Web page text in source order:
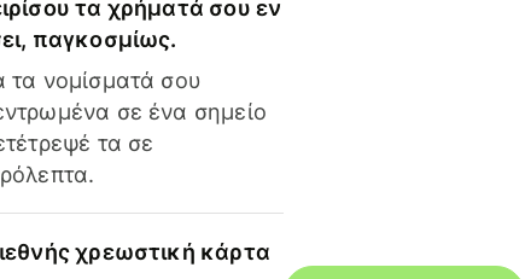
τα χρήματά σου εν
παγκοσμίως.
τα νομίσματά σου
σε ένα σημείο
τα σε
χρεωστική κάρτα